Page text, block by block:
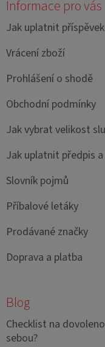
Informace pro vás
Jak uplatnit
Vrácení zboží
Prohlášení o shodě
Obchodní podmínky
Jak vybrat velikost
Jak uplatnit předpis
Slovník pojmů
Příbalové letáky
Prodávané značky
Doprava a platba
Blog
Checklist na
sebou?